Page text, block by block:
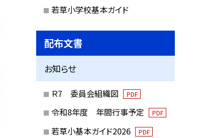
若草小学校基本ガイド
配布文書
お知らせ
Ｒ7 委員会組織図 PDF
令和8年度 年間行事予定 PDF
若草小基本ガイド2026 PDF